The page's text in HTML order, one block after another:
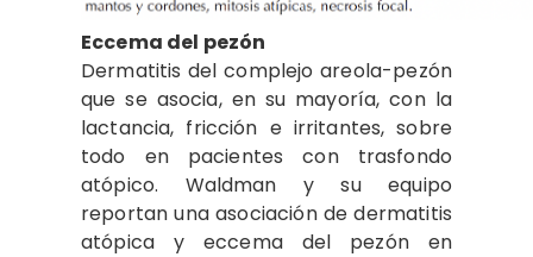
Eccema del pezón
Dermatitis del complejo areola-pezón
que se asocia, en su mayoría, con la
lactancia, fricción e irritantes, sobre
todo en pacientes con trasfondo
atópico. Waldman y su equipo
reportan una asociación de dermatitis
atópica y eccema del pezón en